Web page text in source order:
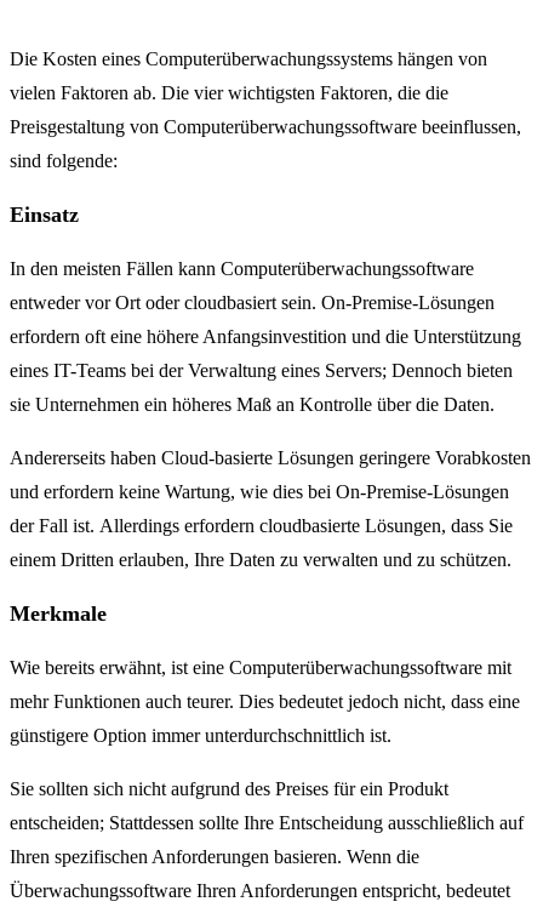
Die Kosten eines Computerüberwachungssystems hängen von
vielen Faktoren ab. Die vier wichtigsten Faktoren, die die
Preisgestaltung von Computerüberwachungssoftware beeinflussen,
sind folgende:
Einsatz
In den meisten Fällen kann Computerüberwachungssoftware
entweder vor Ort oder cloudbasiert sein. On-Premise-Lösungen
erfordern oft eine höhere Anfangsinvestition und die Unterstützung
eines IT-Teams bei der Verwaltung eines Servers; Dennoch bieten
sie Unternehmen ein höheres Maß an Kontrolle über die Daten.
Andererseits haben Cloud-basierte Lösungen geringere Vorabkosten
und erfordern keine Wartung, wie dies bei On-Premise-Lösungen
der Fall ist. Allerdings erfordern cloudbasierte Lösungen, dass Sie
einem Dritten erlauben, Ihre Daten zu verwalten und zu schützen.
Merkmale
Wie bereits erwähnt, ist eine Computerüberwachungssoftware mit
mehr Funktionen auch teurer. Dies bedeutet jedoch nicht, dass eine
günstigere Option immer unterdurchschnittlich ist.
Sie sollten sich nicht aufgrund des Preises für ein Produkt
entscheiden; Stattdessen sollte Ihre Entscheidung ausschließlich auf
Ihren spezifischen Anforderungen basieren. Wenn die
Überwachungssoftware Ihren Anforderungen entspricht, bedeutet